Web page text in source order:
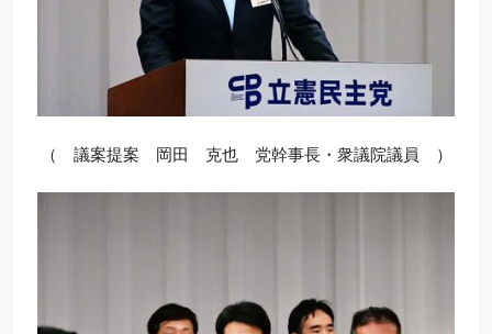
（ 議案提案 岡田 克也 党幹事長・衆議院議員 ）